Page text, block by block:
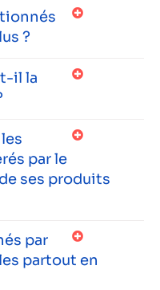
?
il la
par le
ses produits
par
partout en